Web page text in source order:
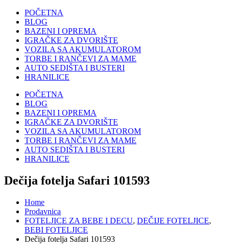
POČETNA
BLOG
BAZENI I OPREMA
IGRAČKE ZA DVORIŠTE
VOZILA SA AKUMULATOROM
TORBE I RANČEVI ZA MAME
AUTO SEDIŠTA I BUSTERI
HRANILICE
POČETNA
BLOG
BAZENI I OPREMA
IGRAČKE ZA DVORIŠTE
VOZILA SA AKUMULATOROM
TORBE I RANČEVI ZA MAME
AUTO SEDIŠTA I BUSTERI
HRANILICE
Dečija fotelja Safari 101593
Home
Prodavnica
FOTELJICE ZA BEBE I DECU, DEČIJE FOTELJICE,
BEBI FOTELJICE
Dečija fotelja Safari 101593